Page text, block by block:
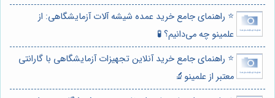
⭐️ راهنمای جامع خرید عمده شیشه آلات آزمایشگاهی: از
علمینو چه می‌دانیم؟ 🧪
⭐️ راهنمای جامع خرید آنلاین تجهیزات آزمایشگاهی با گارانتی
معتبر از علمینو🔬